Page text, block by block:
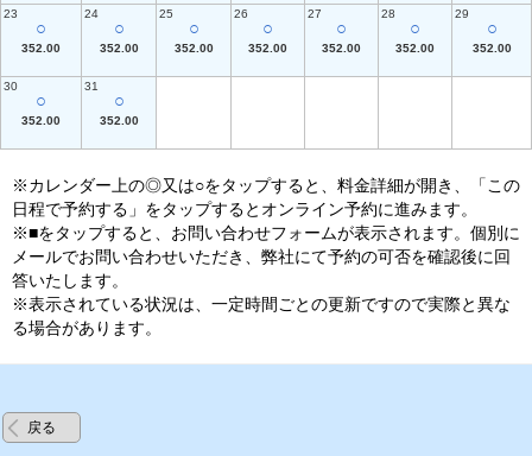
23
○
352.00
24
○
352.00
25
○
352.00
26
○
352.00
27
○
352.00
28
○
352.00
29
○
352.00
30
○
352.00
31
○
352.00
※カレンダー上の◎又は○をタップすると、料金詳細が開き、「この
日程で予約する」をタップするとオンライン予約に進みます。
※■をタップすると、お問い合わせフォームが表示されます。個別に
メールでお問い合わせいただき、弊社にて予約の可否を確認後に回
答いたします。
※表示されている状況は、一定時間ごとの更新ですので実際と異な
る場合があります。
戻る